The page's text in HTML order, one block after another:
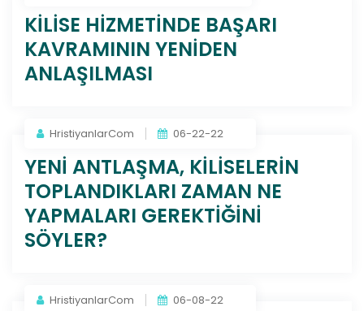
KİLİSE HİZMETİNDE BAŞARI
KAVRAMININ YENİDEN
ANLAŞILMASI
HristiyanlarCom 06-22-22
YENİ ANTLAŞMA, KİLİSELERİN
TOPLANDIKLARI ZAMAN NE
YAPMALARI GEREKTİĞİNİ
SÖYLER?
HristiyanlarCom 06-08-22